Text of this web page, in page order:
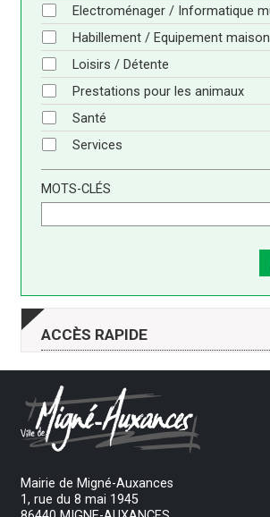
Electroménager / Informatique
Habillement / Equipement maison
Loisirs / Détente
Prestations pour les animaux
Santé
Services
MOTS-CLÉS
ACCÈS RAPIDE
DÉMARCHES
Mairie de Migné-Auxances
1, rue du 8 mai 1945